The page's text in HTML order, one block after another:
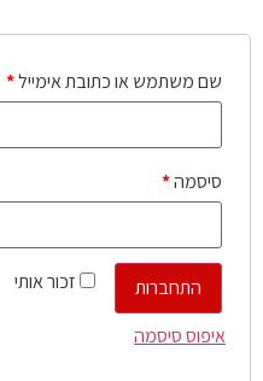
שם משתמש או כתובת אימייל*
סיסמה*
זכור אותי
התחברות
איפוס סיסמה